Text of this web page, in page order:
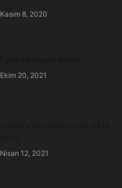
Kasım 8, 2020
Ekim 20, 2021
Nisan 12, 2021